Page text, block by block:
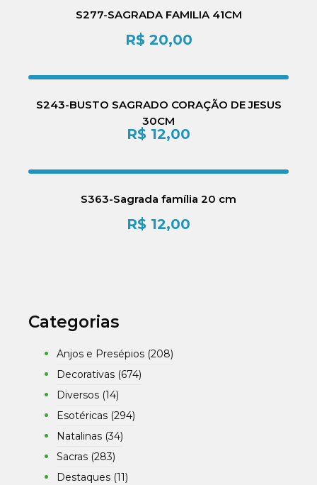
S277-SAGRADA FAMILIA 41CM
R$20,00
S243-BUSTO SAGRADO CORAÇÃO DE JESUS
30CM
R$ 12,00
S363-Sagrada família 20 cm
R$ 12,00
Categorias
Anjos e Presépios (208)
Decorativas (674)
Diversos (14)
Esotéricas (294)
Natalinas (34)
Sacras (283)
Destaques (11)